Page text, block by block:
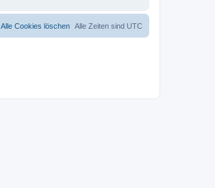
Alle Zeiten sind UTC
Alle Cookies löschen